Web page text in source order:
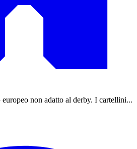
non adatto al derby. I cartellini...